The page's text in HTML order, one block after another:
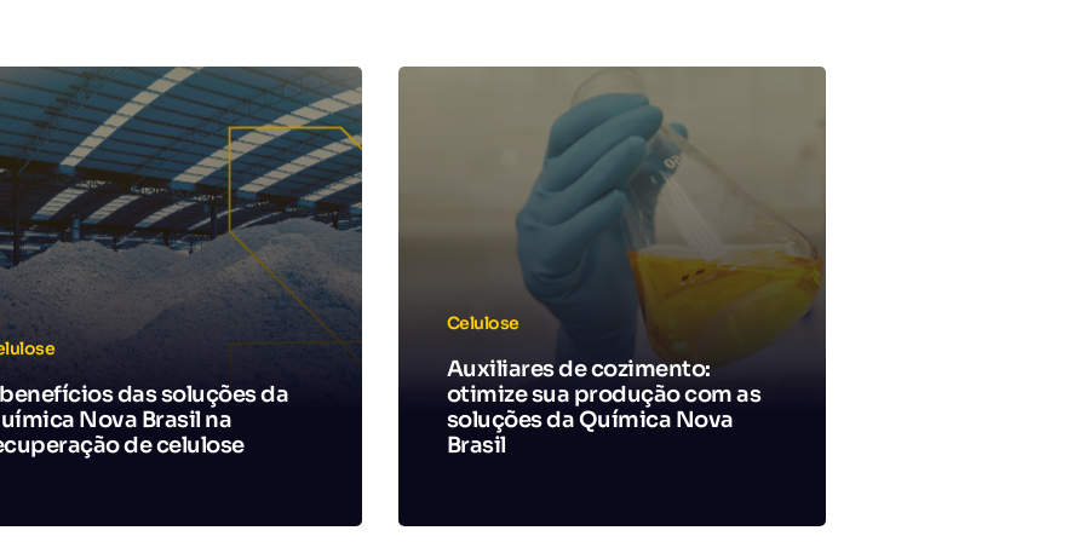
das soluções da
Nova Brasil na
de celulose
Celulose
Auxiliares de cozimento:
otimize sua produção com as
soluções da Química Nova
Brasil